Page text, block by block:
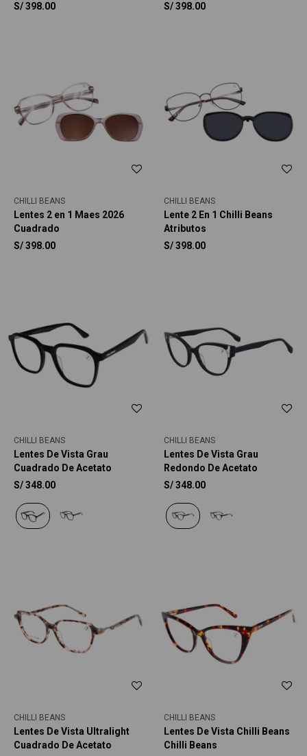
S/398.00
S/398.00
CHILLI BEANS
Lentes 2 en 1 Maes 2026
Cuadrado
S/398.00
CHILLI BEANS
Lente 2 En 1 Chilli Beans
Atributos
S/398.00
CHILLI BEANS
Lentes De Vista Grau
Cuadrado De Acetato
S/348.00
CHILLI BEANS
Lentes De Vista Grau
Redondo De Acetato
S/348.00
CHILLI BEANS
Lentes De Vista Ultralight
Cuadrado De Acetato
CHILLI BEANS
Lentes De Vista Chilli Beans
Chilli Beans